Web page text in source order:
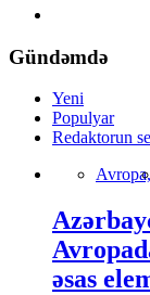
Gündəmdə
Yeni
Populyar
Redaktorun
Avropa,
əsas